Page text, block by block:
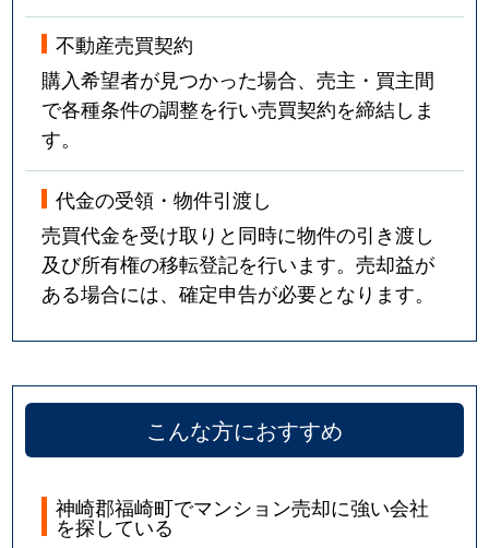
不動産売買契約
購入希望者が見つかった場合、売主・買主間
で各種条件の調整を行い売買契約を締結しま
す。
代金の受領・物件引渡し
売買代金を受け取りと同時に物件の引き渡し
及び所有権の移転登記を行います。売却益が
ある場合には、確定申告が必要となります。
こんな方におすすめ
神崎郡福崎町でマンション売却に強い会社
を探している